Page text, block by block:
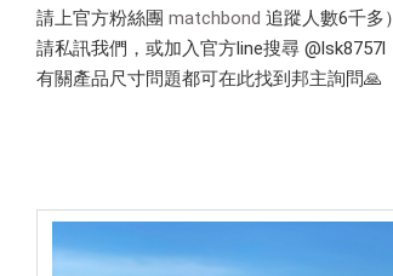
請上官方粉絲團 matchbond 追蹤人數6千多）
請私訊我們，或加入官方line搜尋 @lsk8757l
有關產品尺寸問題都可在此找到邦主詢問🙏